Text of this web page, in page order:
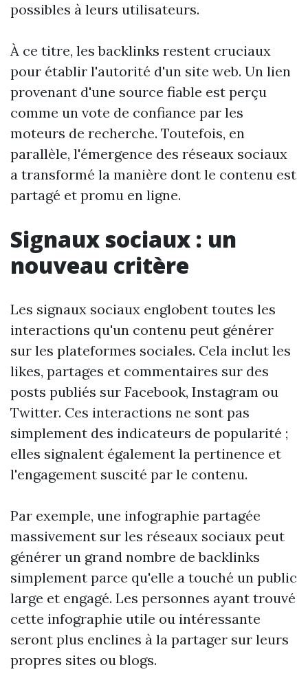
possibles à leurs utilisateurs.
À ce titre, les backlinks restent cruciaux
pour établir l'autorité d'un site web. Un lien
provenant d'une source fiable est perçu
comme un vote de confiance par les
moteurs de recherche. Toutefois, en
parallèle, l'émergence des réseaux sociaux
a transformé la manière dont le contenu est
partagé et promu en ligne.
Signaux sociaux : un
nouveau critère
Les signaux sociaux englobent toutes les
interactions qu'un contenu peut générer
sur les plateformes sociales. Cela inclut les
likes, partages et commentaires sur des
posts publiés sur Facebook, Instagram ou
Twitter. Ces interactions ne sont pas
simplement des indicateurs de popularité ;
elles signalent également la pertinence et
l'engagement suscité par le contenu.
Par exemple, une infographie partagée
massivement sur les réseaux sociaux peut
générer un grand nombre de backlinks
simplement parce qu'elle a touché un public
large et engagé. Les personnes ayant trouvé
cette infographie utile ou intéressante
seront plus enclines à la partager sur leurs
propres sites ou blogs.